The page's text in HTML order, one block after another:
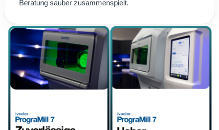
Beratung sauber zusammenspielt.